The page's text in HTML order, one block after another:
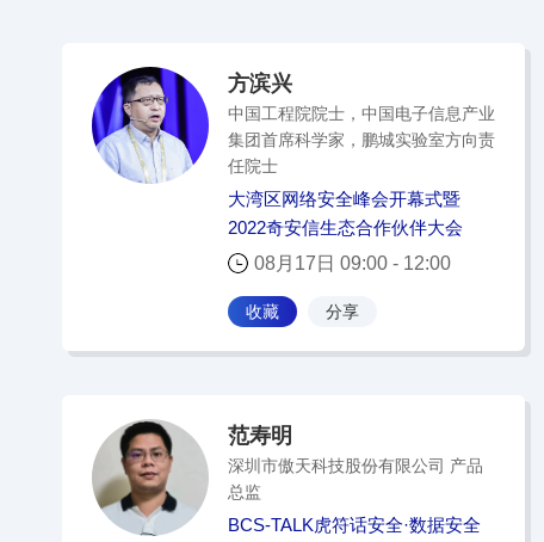
方滨兴
中国工程院院士，中国电子信息产业
集团首席科学家，鹏城实验室方向责
任院士
大湾区网络安全峰会开幕式暨
2022奇安信生态合作伙伴大会
08月17日 09:00 - 12:00
收藏 分享
范寿明
深圳市傲天科技股份有限公司 产品
总监
BCS-TALK虎符话安全·数据安全